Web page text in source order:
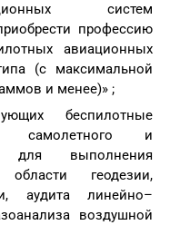
систем
профессию
авиационных
(с максимальной
и менее)» ;
беспилотные
самолетного и
для выполнения
геодезии,
аудита линейно–
воздушной